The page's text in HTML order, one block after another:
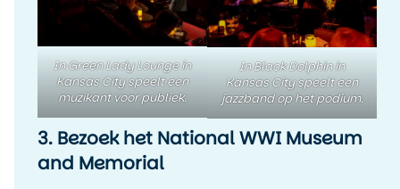
In Green Lady Lounge in
Kansas City speelt een
muzikant voor publiek.
In Black Dolphin in
Kansas City speelt een
jazzband op het podium.
3. Bezoek het National WWI Museum
and Memorial